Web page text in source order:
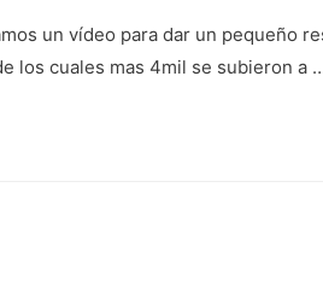
un vídeo para dar un pequeño
los cuales mas 4mil se subieron a